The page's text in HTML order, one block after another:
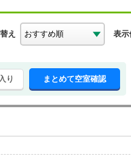
え 表示
り まとめて空室確認